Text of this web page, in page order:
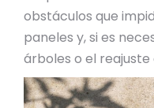
obstáculos que
paneles y, si es
árboles o el